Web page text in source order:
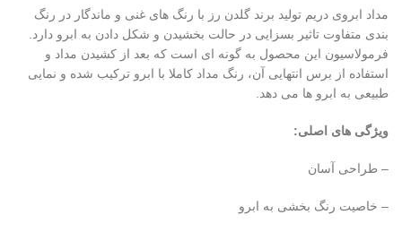
مداد ابروی دریم تولید برند گلدن رز با رنگ های غنی و ماندگار در رنگ
بندی متفاوت تاثیر بسزایی در حالت بخشیدن و شکل دادن به ابرو دارد.
فرمولاسیون این محصول به گونه ای است که بعد از کشیدن مداد و
استفاده از برس انتهایی آن، رنگ مداد کاملا با ابرو ترکیب شده و نمایی
طبیعی به ابرو ها می دهد.
ویژگی های اصلی:
– طراحی آسان
– خاصیت رنگ بخشی به ابرو